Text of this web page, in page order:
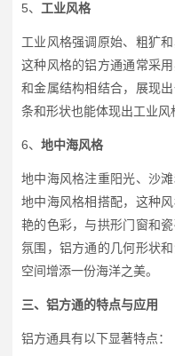
5、 工业风格
工业风格强调原始、粗犷
这种风格的铝方通通常采
和金属结构相结合，展现
条和形状也能体现出工业风
6、 地中海风格
地中海风格注重阳光、沙
地中海风格相搭配，这种
艳的色彩，与拱形门窗和
氛围，铝方通的几何形状
空间增添一份海洋之美。
三、铝方通的特点与应用
铝方通具有以下显著特点：